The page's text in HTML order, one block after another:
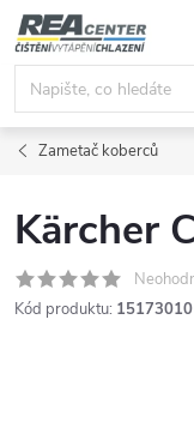
Přejít
na
obsah
Zametač koberců
Kärcher
Kód produktu: 15173010